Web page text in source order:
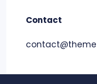
Contact